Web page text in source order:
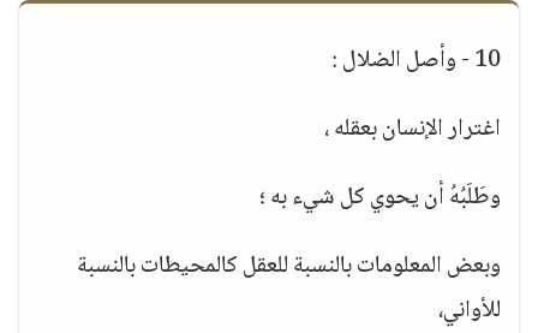
10 - وأصل الضلال :
اغترار الإنسان بعقله ،
وطَلَبُهُ أن يحوي كل شيء به ؛
وبعض المعلومات بالنسبة للعقل كالمحيطات بالنسبة
للأواني،